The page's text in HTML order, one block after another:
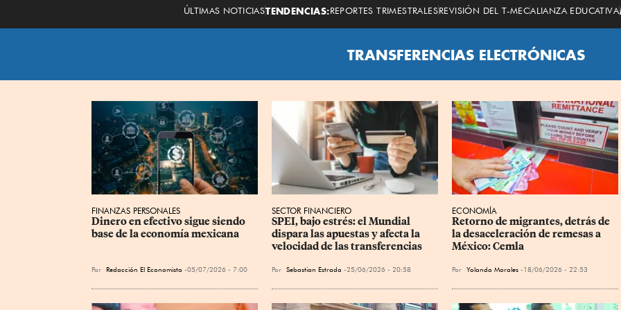
ÚLTIMAS NOTICIASTENDENCIAS:REPORTES TRIMESTRALESREVISIÓN DEL T-MECALIANZA EDUCATIVA
TRANSFERENCIAS ELECTRÓNICAS
FINANZAS PERSONALES
Dinero en efectivo sigue siendo
base de la economía mexicana
Por Redacción El Economista 05/07/2026 - 7:00
SECTOR FINANCIERO
SPEI, bajo estrés: el Mundial
dispara las apuestas y afecta la
velocidad de las transferencias
Por Sebastian Estrada 25/06/2026 - 20:58
ECONOMÍA
Retorno de migrantes, detrás de
la desaceleración de remesas a
México: Cemla
Por Yolanda Morales 18/06/2026 - 22:53